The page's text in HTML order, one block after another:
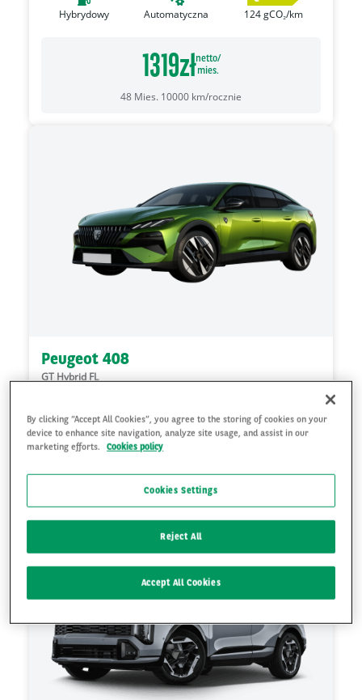
Hybrydowy Automatyczna 124gCO₂/km
1319złnetto/
mies.
48 Mies. 10000 km/rocznie
Peugeot 408
GT Hybrid FL
Hybrydowy Automatyczna 114gCO₂/km
1399złmies.
36Mies.10000km/rocznie
By clicking “Accept All Cookies”, you agree to the storing of cookies on your
device to enhance site navigation, analyze site usage, and assist in our
marketing efforts.
Cookies policy
Cookies Settings
Reject All
Accept All Cookies